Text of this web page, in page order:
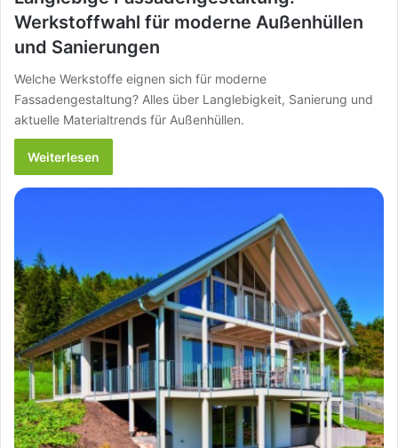
Werkstoffwahl für moderne Außenhüllen
und Sanierungen
Welche Werkstoffe eignen sich für moderne
Fassadengestaltung? Alles über Langlebigkeit, Sanierung und
aktuelle Materialtrends für Außenhüllen.
Weiterlesen